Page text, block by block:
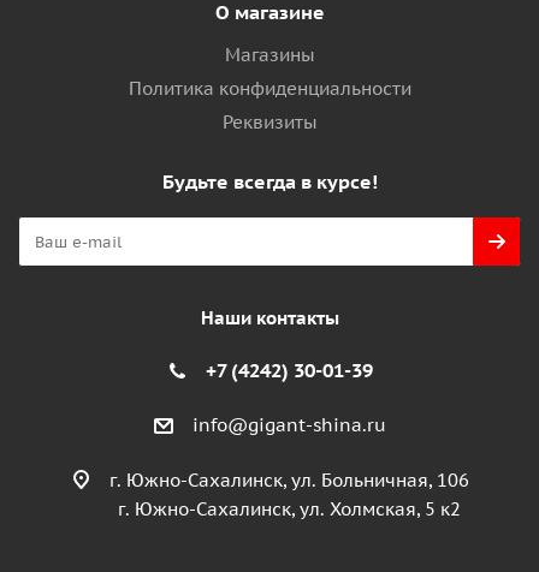
О магазине
Магазины
Политика конфиденциальности
Реквизиты
Будьте всегда в курсе!
Наши контакты
+7 (4242) 30-01-39
info@gigant-shina.ru
г. Южно-Сахалинск, ул. Больничная, 106
г. Южно-Сахалинск, ул. Холмская, 5 к2